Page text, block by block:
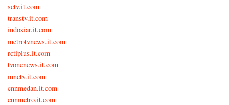
sctv.it.com
transtv.it.com
indosiar.it.com
metrotvnews.it.com
rctiplus.it.com
tvonenews.it.com
mnctv.it.com
cnnmedan.it.com
cnnmetro.it.com